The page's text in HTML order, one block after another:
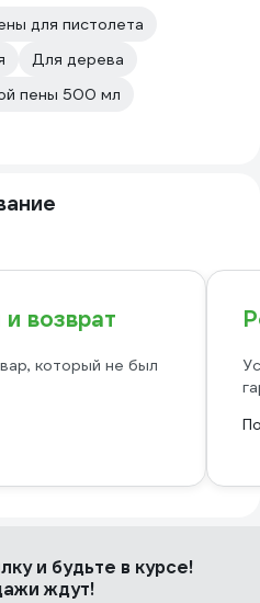
для пистолета
Для дерева
пены 500 мл
возврат
который не был
и будьте в курсе!
ждут!